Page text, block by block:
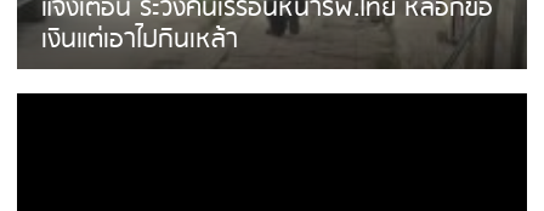
แจ้งเตือน ระวังคนเร่ร่อนหน้ารพ.ไทย หลอกขอ
เงินแต่เอาไปกินเหล้า